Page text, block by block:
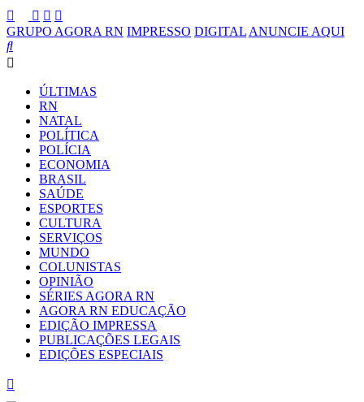
GRUPO AGORA RN IMPRESSO DIGITAL ANUNCIE AQUI
ÚLTIMAS
RN
NATAL
POLÍTICA
POLÍCIA
ECONOMIA
BRASIL
SAÚDE
ESPORTES
CULTURA
SERVIÇOS
MUNDO
COLUNISTAS
OPINIÃO
SÉRIES AGORA RN
AGORA RN EDUCAÇÃO
EDIÇÃO IMPRESSA
PUBLICAÇÕES LEGAIS
EDIÇÕES ESPECIAIS